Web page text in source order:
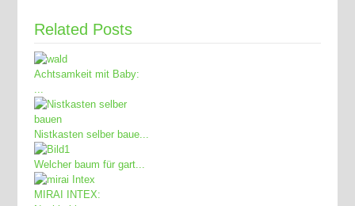
Related Posts
Achtsamkeit mit Baby:
...
Nistkasten selber baue...
Welcher baum für gart...
MIRAI INTEX: